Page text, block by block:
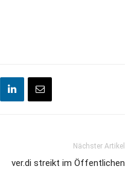
Nächster Artikel
ver.di streikt im Öffentlichen